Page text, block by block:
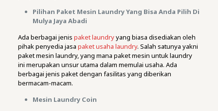
Pilihan Paket Mesin Laundry Yang Bisa Anda Pilih Di
Mulya Jaya Abadi
Ada berbagai jenis paket laundryyang biasa disediakan oleh
pihak penyedia jasa paket usaha laundry. Salah satunya yakni
paket mesin laundry, yang mana paket mesin untuk laundry
ini merupakan unsur utama dalam memulai usaha. Ada
berbagai jenis paket dengan fasilitas yang diberikan
bermacam-macam.
Mesin Laundry Coin